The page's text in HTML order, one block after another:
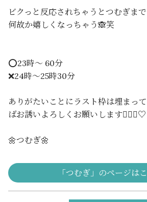
ビクっと反応されちゃうとつむぎまで
何故か嬉しくなっちゃう🙈笑
⭕️23時〜 60分
❌24時〜25時30分
ありがたいことにラスト枠は埋まっ
ばお誘いよろしくお願いします🙇🏻‍♀️♡
🌼つむぎ🌼
「つむぎ」のページは